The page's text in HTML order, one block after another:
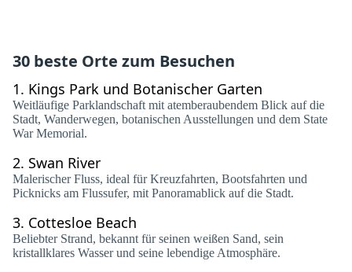
30 beste Orte zum Besuchen
1. Kings Park und Botanischer Garten
Weitläufige Parklandschaft mit atemberaubendem Blick auf die
Stadt, Wanderwegen, botanischen Ausstellungen und dem State
War Memorial.
2. Swan River
Malerischer Fluss, ideal für Kreuzfahrten, Bootsfahrten und
Picknicks am Flussufer, mit Panoramablick auf die Stadt.
3. Cottesloe Beach
Beliebter Strand, bekannt für seinen weißen Sand, sein
kristallklares Wasser und seine lebendige Atmosphäre.